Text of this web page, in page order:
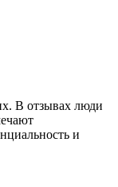
В отзывах люди
и